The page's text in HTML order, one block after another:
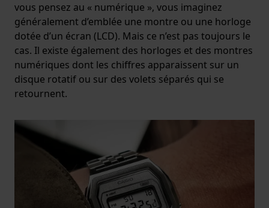
vous pensez au « numérique », vous imaginez
généralement d’emblée une montre ou une horloge
dotée d’un écran (LCD). Mais ce n’est pas toujours le
cas. Il existe également des horloges et des montres
numériques dont les chiffres apparaissent sur un
disque rotatif ou sur des volets séparés qui se
retournent.